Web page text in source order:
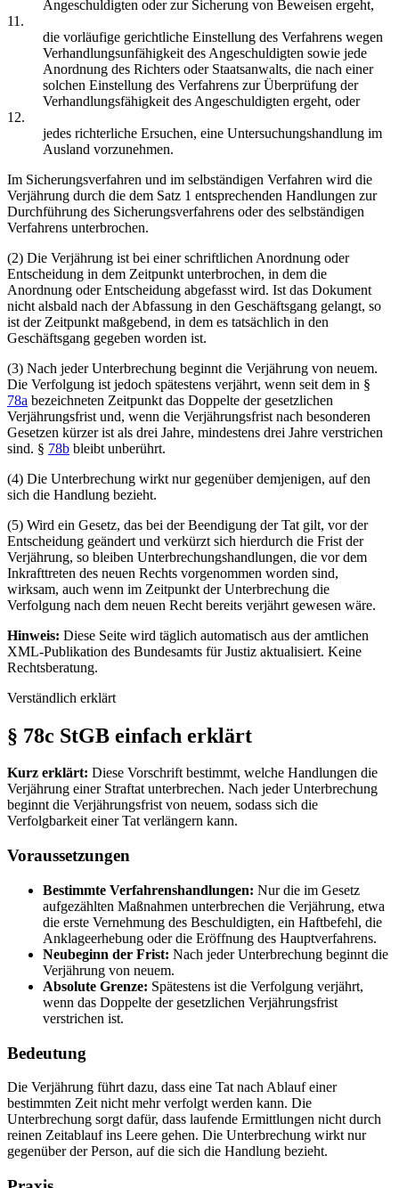
Angeschuldigten oder zur Sicherung von Beweisen ergeht,
11.
die vorläufige gerichtliche Einstellung des Verfahrens wegen
Verhandlungsunfähigkeit des Angeschuldigten sowie jede
Anordnung des Richters oder Staatsanwalts, die nach einer
solchen Einstellung des Verfahrens zur Überprüfung der
Verhandlungsfähigkeit des Angeschuldigten ergeht, oder
12.
jedes richterliche Ersuchen, eine Untersuchungshandlung im
Ausland vorzunehmen.
Im Sicherungsverfahren und im selbständigen Verfahren wird die
Verjährung durch die dem Satz 1 entsprechenden Handlungen zur
Durchführung des Sicherungsverfahrens oder des selbständigen
Verfahrens unterbrochen.
(2) Die Verjährung ist bei einer schriftlichen Anordnung oder
Entscheidung in dem Zeitpunkt unterbrochen, in dem die
Anordnung oder Entscheidung abgefasst wird. Ist das Dokument
nicht alsbald nach der Abfassung in den Geschäftsgang gelangt, so
ist der Zeitpunkt maßgebend, in dem es tatsächlich in den
Geschäftsgang gegeben worden ist.
(3) Nach jeder Unterbrechung beginnt die Verjährung von neuem.
Die Verfolgung ist jedoch spätestens verjährt, wenn seit dem in §
78a bezeichneten Zeitpunkt das Doppelte der gesetzlichen
Verjährungsfrist und, wenn die Verjährungsfrist nach besonderen
Gesetzen kürzer ist als drei Jahre, mindestens drei Jahre verstrichen
sind. § 78b bleibt unberührt.
(4) Die Unterbrechung wirkt nur gegenüber demjenigen, auf den
sich die Handlung bezieht.
(5) Wird ein Gesetz, das bei der Beendigung der Tat gilt, vor der
Entscheidung geändert und verkürzt sich hierdurch die Frist der
Verjährung, so bleiben Unterbrechungshandlungen, die vor dem
Inkrafttreten des neuen Rechts vorgenommen worden sind,
wirksam, auch wenn im Zeitpunkt der Unterbrechung die
Verfolgung nach dem neuen Recht bereits verjährt gewesen wäre.
Hinweis: Diese Seite wird täglich automatisch aus der amtlichen
XML-Publikation des Bundesamts für Justiz aktualisiert. Keine
Rechtsberatung.
Verständlich erklärt
§ 78c StGB einfach erklärt
Kurz erklärt: Diese Vorschrift bestimmt, welche Handlungen die
Verjährung einer Straftat unterbrechen. Nach jeder Unterbrechung
beginnt die Verjährungsfrist von neuem, sodass sich die
Verfolgbarkeit einer Tat verlängern kann.
Voraussetzungen
Bestimmte Verfahrenshandlungen: Nur die im Gesetz
aufgezählten Maßnahmen unterbrechen die Verjährung, etwa
die erste Vernehmung des Beschuldigten, ein Haftbefehl, die
Anklageerhebung oder die Eröffnung des Hauptverfahrens.
Neubeginn der Frist: Nach jeder Unterbrechung beginnt die
Verjährung von neuem.
Absolute Grenze: Spätestens ist die Verfolgung verjährt,
wenn das Doppelte der gesetzlichen Verjährungsfrist
verstrichen ist.
Bedeutung
Die Verjährung führt dazu, dass eine Tat nach Ablauf einer
bestimmten Zeit nicht mehr verfolgt werden kann. Die
Unterbrechung sorgt dafür, dass laufende Ermittlungen nicht durch
reinen Zeitablauf ins Leere gehen. Die Unterbrechung wirkt nur
gegenüber der Person, auf die sich die Handlung bezieht.